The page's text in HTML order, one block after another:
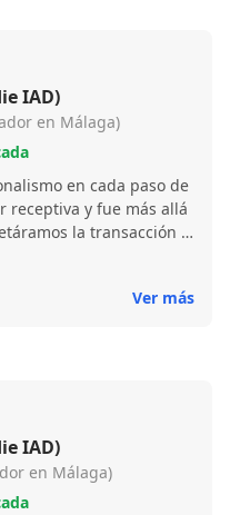
IAD)
en Málaga)
en cada paso de
receptiva y fue más allá
la transacción a
conocedora y
Ver más
IAD)
en Málaga)